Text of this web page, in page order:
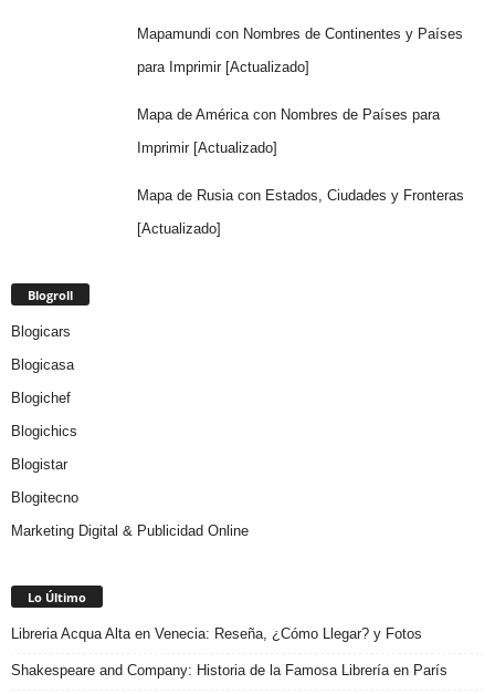
Mapamundi con Nombres de Continentes y Países
para Imprimir [Actualizado]
Mapa de América con Nombres de Países para
Imprimir [Actualizado]
Mapa de Rusia con Estados, Ciudades y Fronteras
[Actualizado]
Blogroll
Blogicars
Blogicasa
Blogichef
Blogichics
Blogistar
Blogitecno
Marketing Digital & Publicidad Online
Lo Último
Libreria Acqua Alta en Venecia: Reseña, ¿Cómo Llegar? y Fotos
Shakespeare and Company: Historia de la Famosa Librería en París